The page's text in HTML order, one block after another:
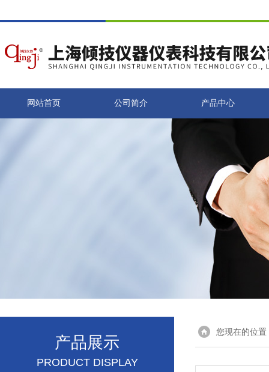
网站首页 公司简介 产品中心
产品展示
PRODUCT DISPLAY
您现在的位置